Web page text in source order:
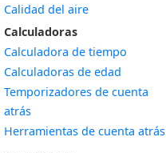
Calidad del aire
Calculadoras
Calculadora de tiempo
Calculadoras de edad
Temporizadores de cuenta
atrás
Herramientas de cuenta atrás